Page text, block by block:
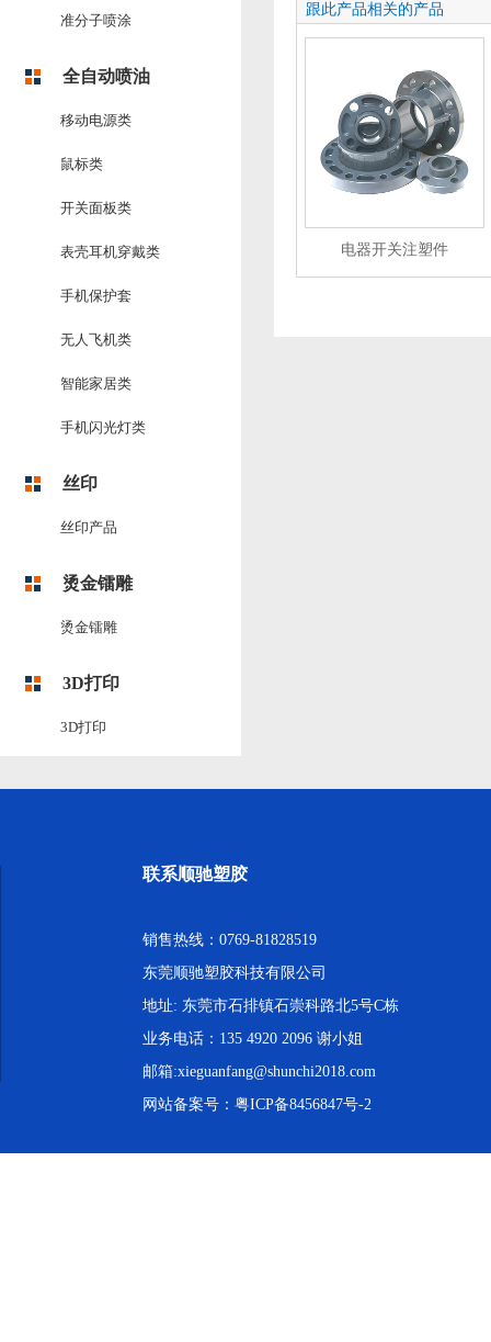
准分子喷涂
全自动喷油
移动电源类
鼠标类
开关面板类
表壳耳机穿戴类
手机保护套
无人飞机类
智能家居类
手机闪光灯类
丝印
丝印产品
烫金镭雕
烫金镭雕
3D打印
3D打印
跟此产品相关的产品
电器开关注塑件
联系顺驰塑胶
销售热线：0769-81828519
东莞顺驰塑胶科技有限公司
地址: 东莞市石排镇石崇科路北5号C栋
业务电话：135 4920 2096 谢小姐
邮箱:xieguanfang@shunchi2018.com
网站备案号： 粤ICP备8456847号-2